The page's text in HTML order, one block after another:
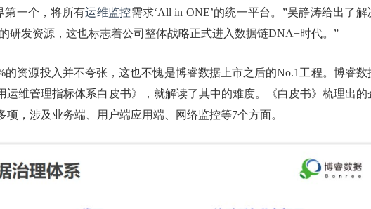
第一个，将所有运维监控需求‘All in ONE’的统一平台。”吴静涛给出了解
研发资源，这也标志着公司整体战略正式进入数据链DNA+时代。”
的资源投入并不夸张，这也不愧是博睿数据上市之后的No.1工程。博睿数
运维管理指标体系白皮书》，就解读了其中的难度。《白皮书》梳理出的
项，涉及业务端、用户端应用端、网络监控等7个方面。